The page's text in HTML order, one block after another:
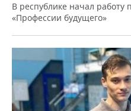
В республике начал
«Профессии будущего»